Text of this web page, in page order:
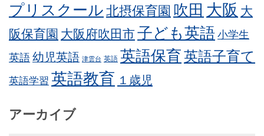
プリスクール 北摂保育園 吹田 大阪 大
阪保育園 大阪府吹田市子ども英語 小学生
英語幼児英語 津雲台 英語 英語保育英語子育て
英語学習 英語教育 １歳児
アーカイブ